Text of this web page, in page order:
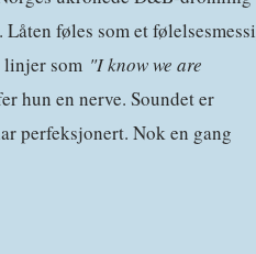
føles som et
linjer som "I know we are
hun en nerve. Soundet er
perfeksjonert. Nok en gang